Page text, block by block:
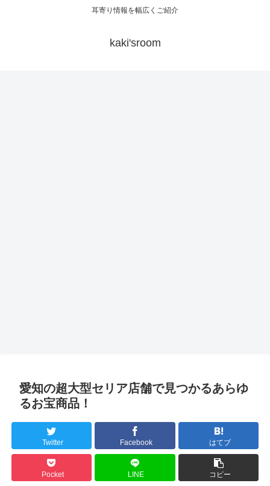
耳寄り情報を幅広くご紹介
kaki'sroom
愛知の超大型セリア店舗で見つかるあらゆ
るお宝商品！
Twitter Facebook はてブ
Pocket LINE コピー